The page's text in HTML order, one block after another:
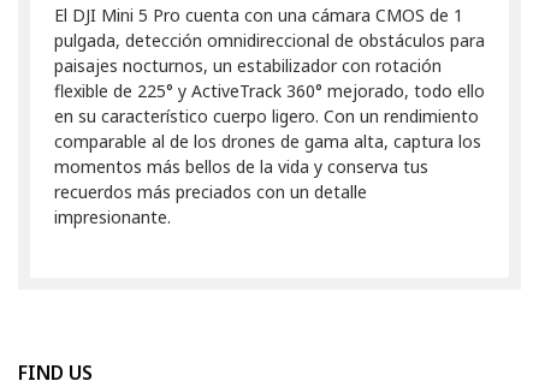
El DJI Mini 5 Pro cuenta con una cámara CMOS de 1
pulgada, detección omnidireccional de obstáculos para
paisajes nocturnos, un estabilizador con rotación
flexible de 225° y ActiveTrack 360° mejorado, todo ello
en su característico cuerpo ligero. Con un rendimiento
comparable al de los drones de gama alta, captura los
momentos más bellos de la vida y conserva tus
recuerdos más preciados con un detalle
impresionante.
FIND US